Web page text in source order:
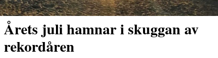
Årets juli hamnar i skuggan av
rekordåren